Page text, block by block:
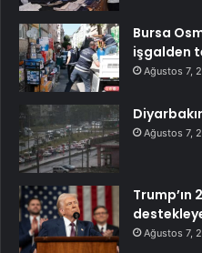
Bursa
işgalden
Ağustos 7,
Ağustos 7,
Trump’ın
Ağustos 7,